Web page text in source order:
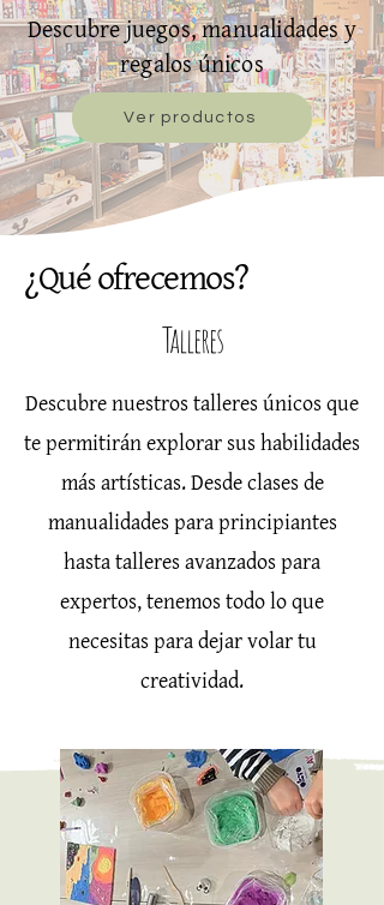
Descubre juegos, manualidades y
regalos únicos
Ver productos
¿Qué ofrecemos?
Talleres
Descubre nuestros talleres únicos que
te permitirán explorar sus habilidades
más artísticas. Desde clases de
manualidades para principiantes
hasta talleres avanzados para
expertos, tenemos todo lo que
necesitas para dejar volar tu
creatividad.